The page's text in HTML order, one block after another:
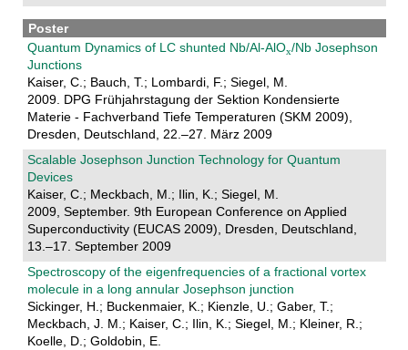
Poster
Quantum Dynamics of LC shunted Nb/Al-AlO /Nb Josephson
Junctions
Kaiser, C.; Bauch, T.; Lombardi, F.; Siegel, M.
2009. DPG Frühjahrstagung der Sektion Kondensierte
Materie - Fachverband Tiefe Temperaturen (SKM 2009),
Dresden, Deutschland, 22.–27. März 2009
Scalable Josephson Junction Technology for Quantum
Devices
Kaiser, C.; Meckbach, M.; Ilin, K.; Siegel, M.
2009, September. 9th European Conference on Applied
Superconductivity (EUCAS 2009), Dresden, Deutschland,
13.–17. September 2009
Spectroscopy of the eigenfrequencies of a fractional vortex
molecule in a long annular Josephson junction
Sickinger, H.; Buckenmaier, K.; Kienzle, U.; Gaber, T.;
Meckbach, J. M.; Kaiser, C.; Ilin, K.; Siegel, M.; Kleiner, R.;
Koelle, D.; Goldobin, E.